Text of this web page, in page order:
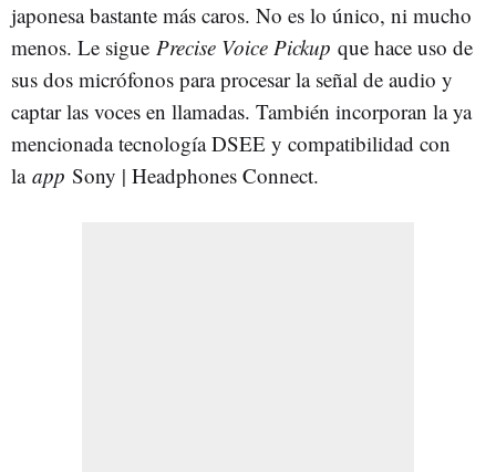
japonesa bastante más caros. No es lo único, ni mucho
menos. Le sigue Precise Voice Pickup que hace uso de
sus dos micrófonos para procesar la señal de audio y
captar las voces en llamadas. También incorporan la ya
mencionada tecnología DSEE y compatibilidad con
la app Sony | Headphones Connect.